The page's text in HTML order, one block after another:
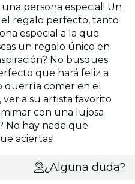
una persona especial! Un
regalo perfecto, tanto
especial a la que
un regalo único en
No busques
que hará feliz a
querría comer en el
a su artista favorito
con una lujosa
No hay nada que
aciertas!
¿Alguna duda?